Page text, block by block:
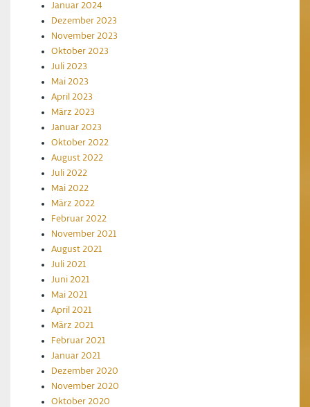
Januar 2024
Dezember 2023
November 2023
Oktober 2023
Juli 2023
Mai 2023
April 2023
März 2023
Januar 2023
Oktober 2022
August 2022
Juli 2022
Mai 2022
März 2022
Februar 2022
November 2021
August 2021
Juli 2021
Juni 2021
Mai 2021
April 2021
März 2021
Februar 2021
Januar 2021
Dezember 2020
November 2020
Oktober 2020